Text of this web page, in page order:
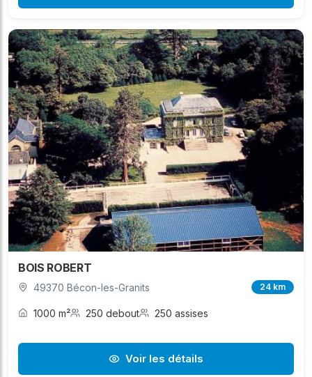
BOIS ROBERT
49370 Bécon-les-Granits 24 km
1000 m² 250 debout 250 assises
Voir les détails